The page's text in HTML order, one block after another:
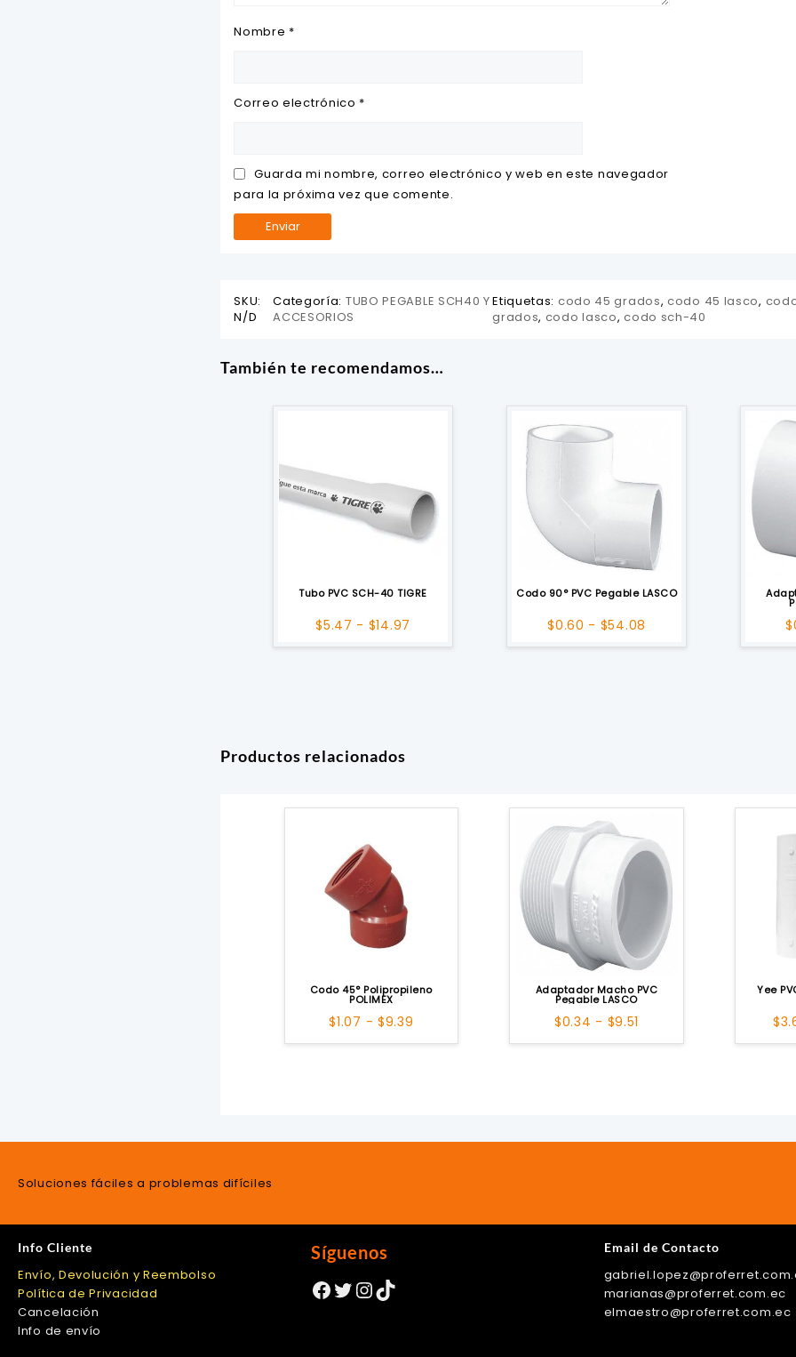
Nombre *
Correo electrónico *
Guarda mi nombre, correo electrónico y web en este navegador
para la próxima vez que comente.
SKU:
N/D
Categoría: TUBO PEGABLE SCH40 Y
ACCESORIOS
Etiquetas: codo 45 grados,codo 45 lasco,
grados, codo lasco,codo sch-40
También te recomendamos…
Tubo PVC SCH-40 TIGRE
$5.47 - $14.97
de
Codo 90° PVC Pegable LASCO
$0.60 - $54.08
de
$
Productos relacionados
Codo 45° Polipropileno
POLIMEX
$1.07 - $9.39
de
Adaptador Macho PVC
Pegable LASCO
$0.34 - $9.51
de
Yee
$
Soluciones fáciles a problemas difíciles
Info Cliente
Envío, Devolución y Reembolso
Política de Privacidad
Cancelación
Info de envío
Síguenos
Facebook
Twitter
Instagram
TikTok
Email de Contacto
marianas@proferret.com.ec
elmaestro@proferret.com.ec